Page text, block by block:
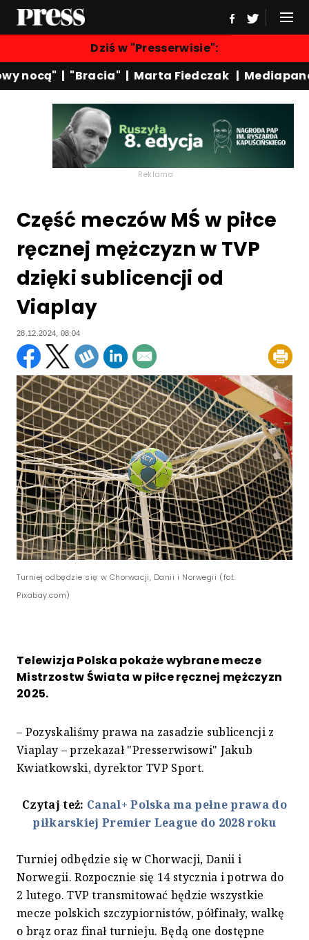
Dziś w "Presserwisie":
nocą"|"Bracia"| Marta Fiedczak|Mediapanel
Reklama
Część meczów MŚ w piłce
ręcznej mężczyzn w TVP
dzięki sublicencji od
Viaplay
28.12.2024, 08:04
Turniej odbędzie się w Chorwacji, Danii i Norwegii (fot.
Pixabay.com)
Telewizja Polska pokaże wybrane mecze
Mistrzostw Świata w piłce ręcznej mężczyzn
2025.
– Pozyskaliśmy prawa na zasadzie sublicencji z
Viaplay – przekazał "Presserwisowi" Jakub
Kwiatkowski, dyrektor TVP Sport.
Czytaj też: Canal+ Polska ma pełne prawa do
piłkarskiej Premier League do 2028 roku
Turniej odbędzie się w Chorwacji, Danii i
Norwegii. Rozpocznie się 14 stycznia i potrwa do
2 lutego. TVP transmitować będzie wszystkie
mecze polskich szczypiornistów, półfinały, walkę
o brąz oraz finał turnieju. Będą one dostępne